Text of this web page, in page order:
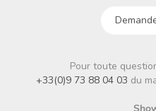
Pour toute
+33(0)9 73 88 04 03 du